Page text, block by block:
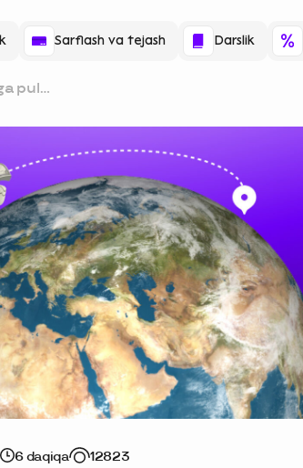
Sarflash va tejash Darslik
pul
6 daqiqa
12823